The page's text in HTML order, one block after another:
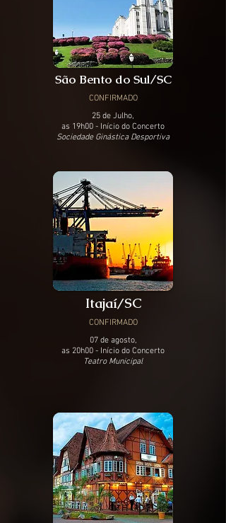
São Bento do Sul/SC
CONFIRMADO
25 de Julho,
as 19h00 - Início do Concerto
Sociedade Ginástica Desportiva
Itajaí/SC
CONFIRMADO
07 de agosto,
as 20h00 - Início do Concerto
Teatro Municipal